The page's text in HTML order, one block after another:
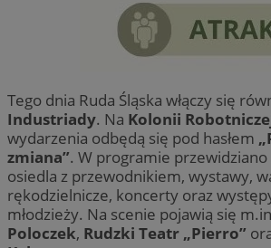
Tego dnia Ruda Śląska włączy się
Industriady. Na Kolonii
wydarzenia odbędą się pod hasłem
zmiana”. W programie
osiedla z przewodnikiem, wystawy,
rękodzielnicze, koncerty oraz
młodzieży. Na scenie pojawią się
Poloczek, Rudzki Teatr „Pierro”